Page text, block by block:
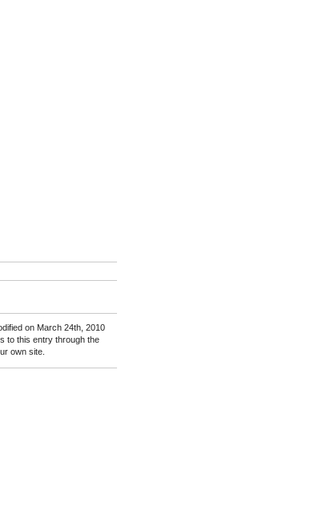
on March 24th, 2010
to this entry through the
own site.